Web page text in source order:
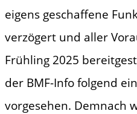
eigens geschaffene
verzögert und aller
Frühling 2025
der BMF-Info folgend
vorgesehen. Demnach